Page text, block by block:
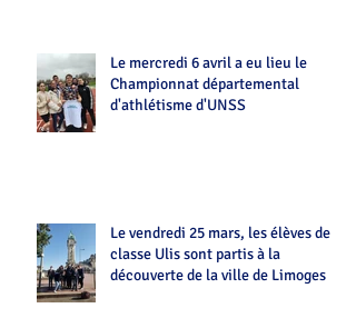
Le mercredi 6 avril a eu lieu le
Championnat départemental
d'athlétisme d'UNSS
Le vendredi 25 mars, les élèves de la
classe Ulis sont partis à la
découverte de la ville de Limoges